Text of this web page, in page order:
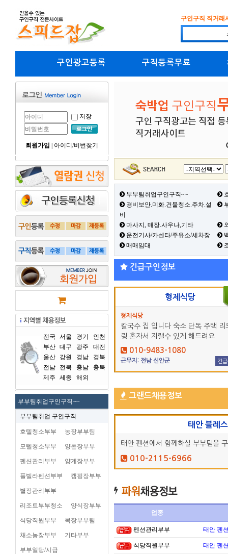
구인구직 직거래
구인광고등록 구직등록무료
저장
회원가입 아이디/비번찾기
전국 서울 경기
인천
부산 대구 광주
대전
울산
강원 경남
경북
전남
전북 충남
충북
제주
세종 해외
부부팀취업구인구직~~
부부팀취업 구인구직
호텔청소부부 농장부부팀
모텔청소부부 양돈장부부
펜션관리부부 양계장부부
플빌라펜션부부 캠핑장부부
별장관리부부
리조트부부청소 양식장부부
식당직원부부 목장부부팀
채소농장부부 기타부부
부부일당/시급
부부팀취업구인구직~~
경비보안.미화.건물청소.주차.설
비
마사지, 매장.사우나,기타
운전기사/카센타/주유소/세차장
매매임대
긴급구인정보
형제식당
형제식당
칼국수 집 입니다 숙소 단독 주택 리
링 혼자서 지랠수 있게 해드려요
010-9483-1080
근무지: 전남 신안군 긴
그랜드채용정보
태안 블레
태안 펜션에서 함께하실 부부팀을
010-2115-6966
업종
펜션관리부부 태안 펜
식당직원부부 태안 펜